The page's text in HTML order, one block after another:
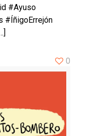
#Ayuso
#ÍñigoErrejón
0